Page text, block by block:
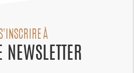
À
NEWSLETTER